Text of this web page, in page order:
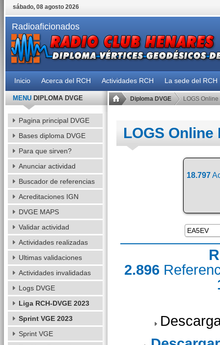
sábado, 08 agosto 2026
Radioaficionados
Inicio Acerca del RCH Actividades RCH La sede del RCH
Diploma DVGE LOGS Online
LOGS Online
18.797
2.896
MENUDIPLOMA DVGE
Pagina principal DVGE
Bases diploma DVGE
Para que sirven?
Anunciar actividad
Buscador de referencias
Acreditaciones IGN
DVGE MAPS
Validar actividad
Actividades realizadas
Ultimas validaciones
Actividades invalidadas
Logs DVGE
Liga RCH-DVGE 2023
Sprint VGE 2023
Sprint VGE